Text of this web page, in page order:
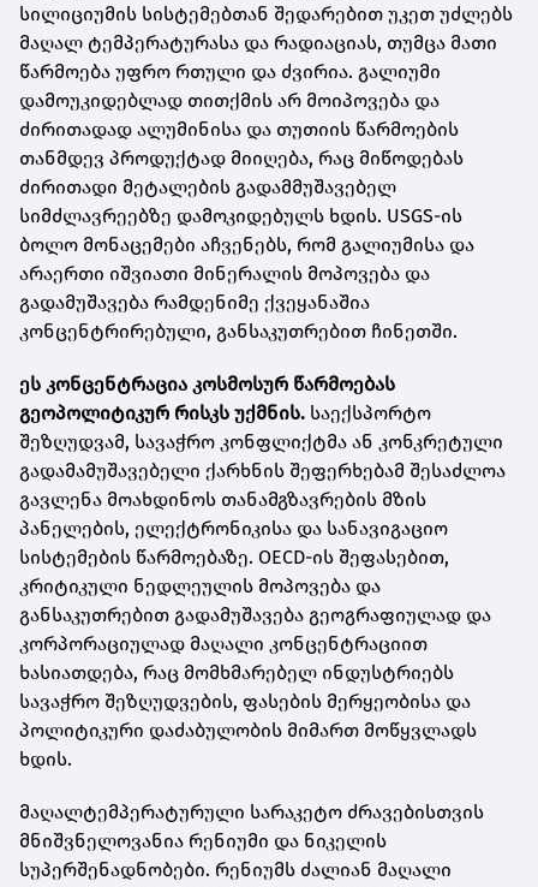
სილიციუმის სისტემებთან შედარებით უკეთ უძლებს
მაღალ ტემპერატურასა და რადიაციას, თუმცა მათი
წარმოება უფრო რთული და ძვირია. გალიუმი
დამოუკიდებლად თითქმის არ მოიპოვება და
ძირითადად ალუმინისა და თუთიის წარმოების
თანმდევ პროდუქტად მიიღება, რაც მიწოდებას
ძირითადი მეტალების გადამმუშავებელ
სიმძლავრეებზე დამოკიდებულს ხდის. USGS-ის
ბოლო მონაცემები აჩვენებს, რომ გალიუმისა და
არაერთი იშვიათი მინერალის მოპოვება და
გადამუშავება რამდენიმე ქვეყანაშია
კონცენტრირებული, განსაკუთრებით ჩინეთში.
ეს კონცენტრაცია კოსმოსურ წარმოებას
გეოპოლიტიკურ რისკს უქმნის. საექსპორტო
შეზღუდვამ, სავაჭრო კონფლიქტმა ან კონკრეტული
გადამამუშავებელი ქარხნის შეფერხებამ შესაძლოა
გავლენა მოახდინოს თანამგზავრების მზის
პანელების, ელექტრონიკისა და სანავიგაციო
სისტემების წარმოებაზე. OECD-ის შეფასებით,
კრიტიკული ნედლეულის მოპოვება და
განსაკუთრებით გადამუშავება გეოგრაფიულად და
კორპორაციულად მაღალი კონცენტრაციით
ხასიათდება, რაც მომხმარებელ ინდუსტრიებს
სავაჭრო შეზღუდვების, ფასების მერყეობისა და
პოლიტიკური დაძაბულობის მიმართ მოწყვლადს
ხდის.
მაღალტემპერატურული სარაკეტო ძრავებისთვის
მნიშვნელოვანია რენიუმი და ნიკელის
სუპერშენადნობები. რენიუმს ძალიან მაღალი